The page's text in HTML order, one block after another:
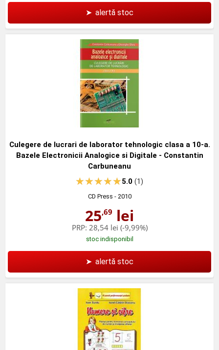
➤ alertă stoc
Culegere de lucrari de laborator tehnologic clasa a 10-a.
Bazele Electronicii Analogice si Digitale - Constantin
Carbuneanu
5.0(1)
CD Press - 2010
25,69 lei
PRP: 28,54 lei (-9,99%)
stoc indisponibil
➤ alertă stoc